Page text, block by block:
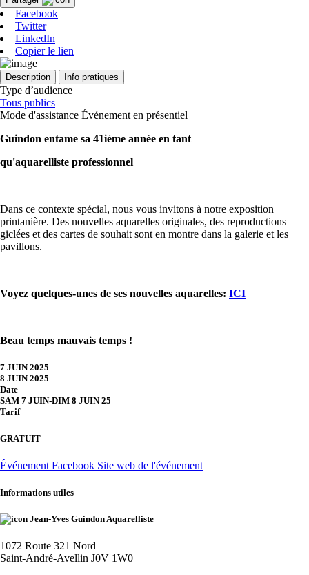
Facebook
Twitter
LinkedIn
Copier le lien
Description Info pratiques
Type d’audience
Tous publics
Mode d'assistance Événement en présentiel
Guindon entame sa 41ième année en tant
qu'aquarelliste professionnel
Dans ce contexte spécial, nous vous invitons à notre exposition
printanière. Des nouvelles aquarelles originales, des reproductions
giclées et des cartes de souhait sont en montre dans la galerie et les
pavillons.
Voyez quelques-unes de ses nouvelles aquarelles: ICI
Beau temps mauvais temps !
7 JUIN 2025
8 JUIN 2025
Date
SAM 7 JUIN-DIM 8 JUIN 25
Tarif
GRATUIT
Événement Facebook Site web de l'événement
Informations utiles
Jean-Yves Guindon Aquarelliste
1072 Route 321 Nord
Saint-André-Avellin J0V 1W0